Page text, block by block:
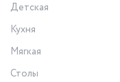
Детская
Кухня
Мягкая
Столы